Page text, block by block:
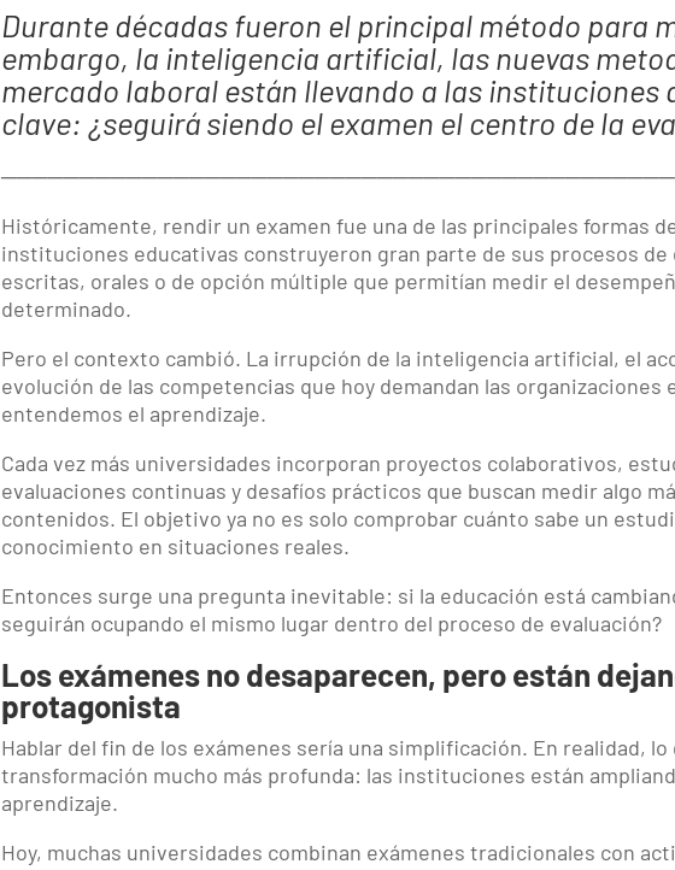
Durante décadas fueron el principal método para
embargo, la inteligencia artificial, las nuevas
mercado laboral están llevando a las instituciones
clave: ¿seguirá siendo el examen el centro de la
Históricamente, rendir un examen fue una de las principales formas
instituciones educativas construyeron gran parte de sus procesos de
escritas, orales o de opción múltiple que permitían medir el
determinado.
Pero el contexto cambió. La irrupción de la inteligencia artificial, el
evolución de las competencias que hoy demandan las
entendemos el aprendizaje.
Cada vez más universidades incorporan proyectos colaborativos,
evaluaciones continuas y desafíos prácticos que buscan medir algo
contenidos. El objetivo ya no es solo comprobar cuánto sabe un
conocimiento en situaciones reales.
Entonces surge una pregunta inevitable: si la educación está
seguirán ocupando el mismo lugar dentro del proceso de evaluación?
Los exámenes no desaparecen, pero están
protagonista
Hablar del fin de los exámenes sería una simplificación. En realidad,
transformación mucho más profunda: las instituciones están
aprendizaje.
Hoy, muchas universidades combinan exámenes tradicionales con